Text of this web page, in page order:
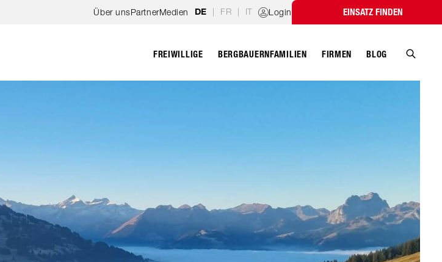
Zum Hauptinhalt springen
Über unsPartnerMedien DE | FR | IT Login EINSATZ FINDEN
FREIWILLIGE BERGBAUERNFAMILIEN FIRMEN BLOG